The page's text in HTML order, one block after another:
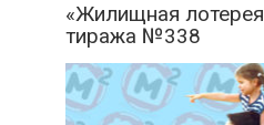
«Жилищная
тиража №338